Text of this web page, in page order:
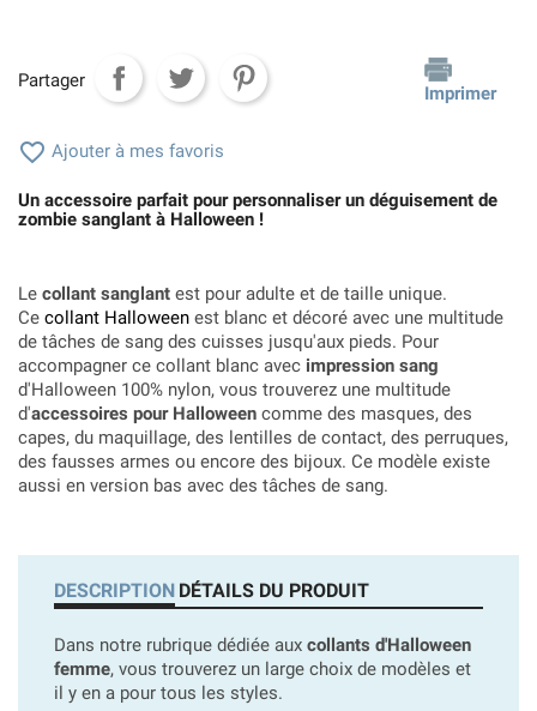
Partager
Imprimer
 Ajouter à mes favoris
Un accessoire parfait pour personnaliser un déguisement de
zombie sanglant à Halloween !
Le collant sanglant est pour adulte et de taille unique.
Ce collant Halloween est blanc et décoré avec une multitude
de tâches de sang des cuisses jusqu'aux pieds. Pour
accompagner ce collant blanc avec impression sang
d'Halloween 100% nylon, vous trouverez une multitude
d'accessoires pour Halloween comme des masques, des
capes, du maquillage, des lentilles de contact, des perruques,
des fausses armes ou encore des bijoux. Ce modèle existe
aussi en version bas avec des tâches de sang.
DESCRIPTION DÉTAILS DU PRODUIT
Dans notre rubrique dédiée aux collants d'Halloween
femme, vous trouverez un large choix de modèles et
il y en a pour tous les styles.